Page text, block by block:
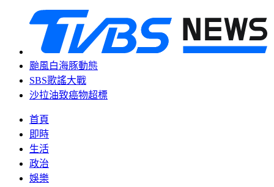
颱風白海豚動態
SBS歌謠大戰
沙拉油致癌物超標
首頁
即時
生活
政治
娛樂